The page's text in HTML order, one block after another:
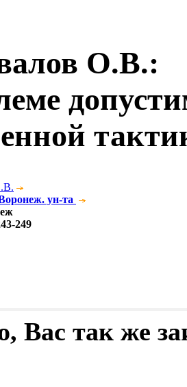
О.В.:
ун-та
249
Вас так же